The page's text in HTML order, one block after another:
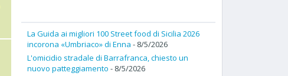
La Guida ai migliori 100 Street food di Sicilia 2026
incorona «Umbriaco» di Enna - 8/5/2026
L'omicidio stradale di Barrafranca, chiesto un
nuovo patteggiamento - 8/5/2026